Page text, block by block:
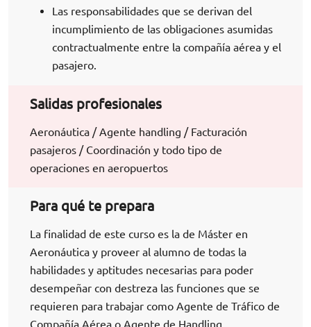
Las responsabilidades que se derivan del
incumplimiento de las obligaciones asumidas
contractualmente entre la compañía aérea y el
pasajero.
Salidas profesionales
Aeronáutica / Agente handling / Facturación
pasajeros / Coordinación y todo tipo de
operaciones en aeropuertos
Para qué te prepara
La finalidad de este curso es la de Máster en
Aeronáutica y proveer al alumno de todas la
habilidades y aptitudes necesarias para poder
desempeñar con destreza las funciones que se
requieren para trabajar como Agente de Tráfico de
Compañía Aérea o Agente de Handling